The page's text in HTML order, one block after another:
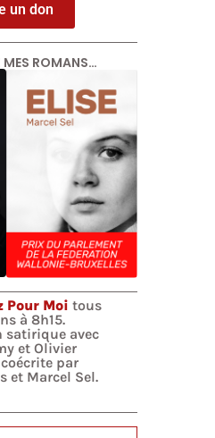
un don
ROMANS…
Pour Moi tous
à 8h15.
satirique avec
et Olivier
par
et Marcel Sel.